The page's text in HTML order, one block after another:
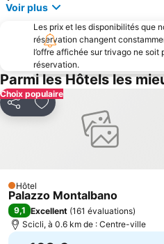
Voir plus
Les prix et les disponibilités que
réservation changent
l’offre affichée sur trivago ne
réservation.
Parmi les Hôtels les
Choix populaire
PartagerAjouter à mes favoris
1 Étoiles
Hôtel
Palazzo Montalbano
9,1 Excellent (161 évaluations)
Scicli, à 0.6 km de : Centre-ville